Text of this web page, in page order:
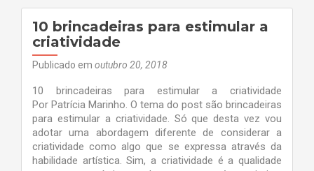
EDUCAÇÃO
INFANTIL
10 brincadeiras para estimular a
criatividade
Publicado em outubro 20, 2018
10 brincadeiras para estimular a criatividade
Por Patrícia Marinho. O tema do post são brincadeiras
para estimular a criatividade. Só que desta vez vou
adotar uma abordagem diferente de considerar a
criatividade como algo que se expressa através da
habilidade artística. Sim, a criatividade é a qualidade